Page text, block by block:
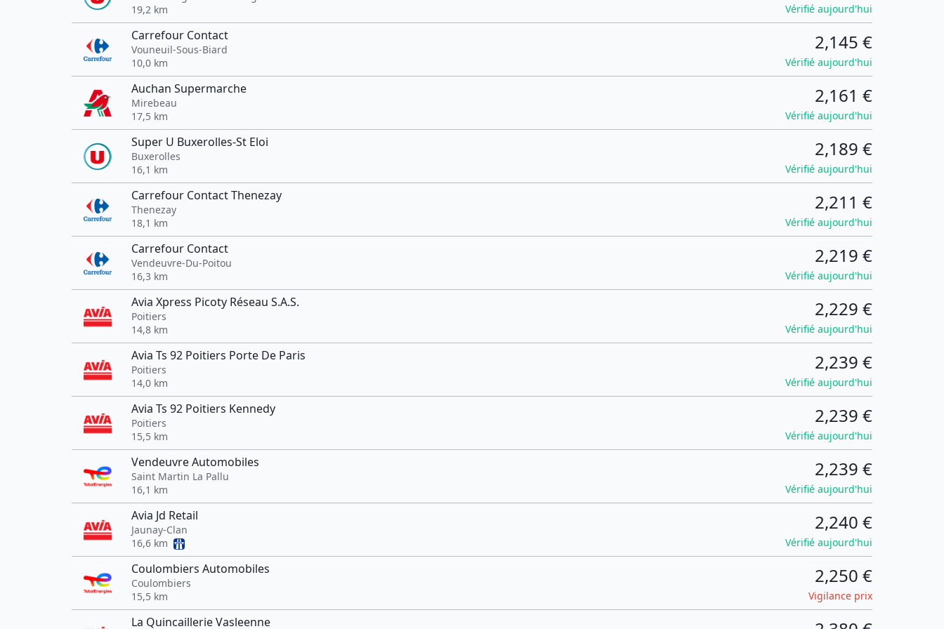
19,2 km
Vérifié aujourd'hui
Carrefour Contact
Vouneuil-Sous-Biard
10,0 km
2,145 €
Vérifié aujourd'hui
Auchan Supermarche
Mirebeau
17,5 km
2,161 €
Vérifié aujourd'hui
Super U Buxerolles-St Eloi
Buxerolles
16,1 km
2,189 €
Vérifié aujourd'hui
Carrefour Contact Thenezay
Thenezay
18,1 km
2,211 €
Vérifié aujourd'hui
Carrefour Contact
Vendeuvre-Du-Poitou
16,3 km
2,219 €
Vérifié aujourd'hui
Avia Xpress Picoty Réseau S.A.S.
Poitiers
14,8 km
2,229 €
Vérifié aujourd'hui
Avia Ts 92 Poitiers Porte De Paris
Poitiers
14,0 km
2,239 €
Vérifié aujourd'hui
Avia Ts 92 Poitiers Kennedy
Poitiers
15,5 km
2,239 €
Vérifié aujourd'hui
Vendeuvre Automobiles
Saint Martin La Pallu
16,1 km
2,239 €
Vérifié aujourd'hui
Avia Jd Retail
Jaunay-Clan
16,6 km
2,240 €
Vérifié aujourd'hui
Coulombiers Automobiles
Coulombiers
15,5 km
2,250 €
Vigilance prix
La Quincaillerie Vasleenne